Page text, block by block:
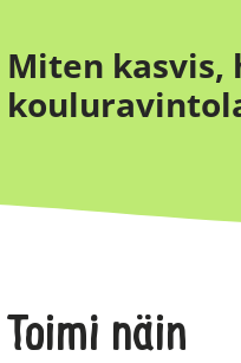
Miten
Toimi näin